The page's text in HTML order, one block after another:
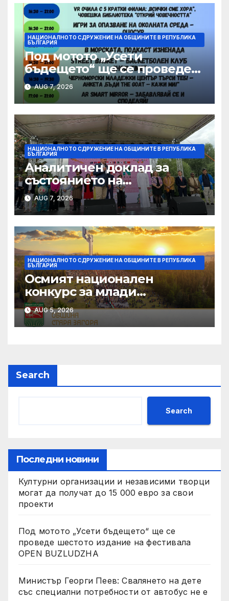
НАЦИОНАЛНОТО СДРУЖЕНИЕ НА ОБЩИНИТЕ В РЕПУБЛИКА
БЪЛГАРИЯ
Под мотото „Усети
бъдещето“ ще се проведе
шестото издание на
фестивала OPEN
BUZLUDZHA
AUG 7, 2026
НАЦИОНАЛНОТО СДРУЖЕНИЕ НА ОБЩИНИТЕ В РЕПУБЛИКА
БЪЛГАРИЯ
Аналитичен доклад за
състоянието на
безопасността на
движението по пътищата
изготви ДАБДП
AUG 7, 2026
НАЦИОНАЛНОТО СДРУЖЕНИЕ НА ОБЩИНИТЕ В РЕПУБЛИКА
БЪЛГАРИЯ
Осмият национален
конкурс за млади
изпълнители „Дунавски
звезди“ се подготвя в
Силистра
AUG 5, 2026
Search
Search
Последни новини
Културни организации и независими творци
могат да получат до 15 000 евро за свои
проекти
Под мотото „Усети бъдещето“ ще се
проведе шестото издание на фестивала
OPEN BUZLUDZHA
Министър Георги Пеев: Свалянето на дете
със специални потребности от автобус не е